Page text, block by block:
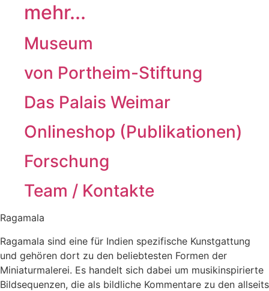
mehr...
Museum
von Portheim-Stiftung
Das Palais Weimar
Onlineshop (Publikationen)
Forschung
Team / Kontakte
Ragamala
Ragamala sind eine für Indien spezifische Kunstgattung
und gehören dort zu den beliebtesten Formen der
Miniaturmalerei. Es handelt sich dabei um musikinspirierte
Bildsequenzen, die als bildliche Kommentare zu den allseits